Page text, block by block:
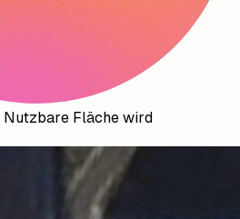
Nutzbare Fläche wird